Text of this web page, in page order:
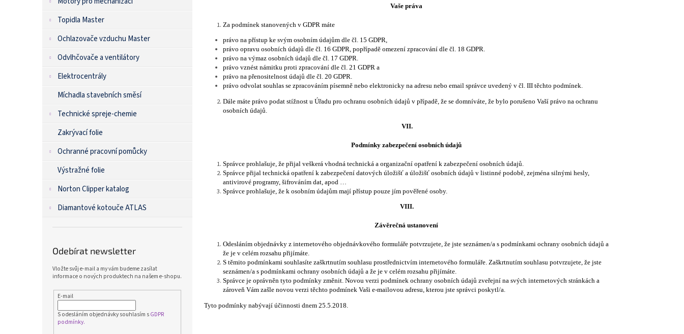
Topidla Master
Ochlazovače vzduchu Master
Odvlhčovače a ventilátory
Elektrocentrály
Míchadla stavebních směsí
Technické spreje-chemie
Zakrývací folie
Ochranné pracovní pomůcky
Výstražné folie
Norton Clipper katalog
Diamantové kotouče ATLAS
Odebírat newsletter
Vložte svůj e-mail a my vám budeme zasílat
informace o nových produktech na našem e-shopu.
E-mail
S odesláním objednávky souhlasím sGDPR
podmínky.
Vaše práva
Za podmínek stanovených v GDPR máte
právo na přístup ke svým osobním údajům dle čl. 15 GDPR,
právo opravu osobních údajů dle čl. 16 GDPR, popřípadě omezení zpracování dle čl. 18 GDPR.
právo na výmaz osobních údajů dle čl. 17 GDPR.
právo vznést námitku proti zpracování dle čl. 21 GDPR a
právo na přenositelnost údajů dle čl. 20 GDPR.
právo odvolat souhlas se zpracováním písemně nebo elektronicky na adresu nebo email správce uvedený v čl. III těchto podmínek.
Dále máte právo podat stížnost u Úřadu pro ochranu osobních údajů v případě, že se domníváte, že bylo porušeno Vaší právo na ochranu
osobních údajů.
VII.
Podmínky zabezpečení osobních údajů
Správce prohlašuje, že přijal veškerá vhodná technická a organizační opatření k zabezpečení osobních údajů.
Správce přijal technická opatření k zabezpečení datových úložišť a úložišť osobních údajů v listinné podobě, zejména silnými hesly,
antivirové programy, šifrováním dat, apod …
Správce prohlašuje, že k osobním údajům mají přístup pouze jím pověřené osoby.
VIII.
Závěrečná ustanovení
Odesláním objednávky z internetového objednávkového formuláře potvrzujete, že jste seznámen/a s podmínkami ochrany osobních údajů a
že je v celém rozsahu přijímáte.
S těmito podmínkami souhlasíte zaškrtnutím souhlasu prostřednictvím internetového formuláře. Zaškrtnutím souhlasu potvrzujete, že jste
seznámen/a s podmínkami ochrany osobních údajů a že je v celém rozsahu přijímáte.
Správce je oprávněn tyto podmínky změnit. Novou verzi podmínek ochrany osobních údajů zveřejní na svých internetových stránkách a
zároveň Vám zašle novou verzi těchto podmínek Vaši e-mailovou adresu, kterou jste správci poskytl/a.
Tyto podmínky nabývají účinnosti dnem 25.5.2018.